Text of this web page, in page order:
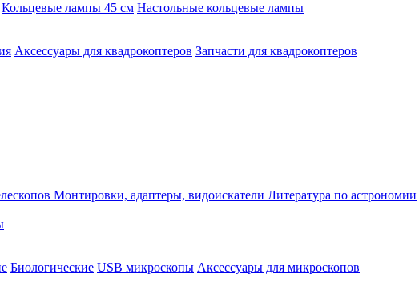
Кольцевые лампы 45 см Настольные кольцевые лампы
Аксессуары для квадрокоптеров Запчасти для квадрокоптеров
Монтировки, адаптеры, видоискатели Литература по астрономии
Биологические USB микроскопы Аксессуары для микроскопов